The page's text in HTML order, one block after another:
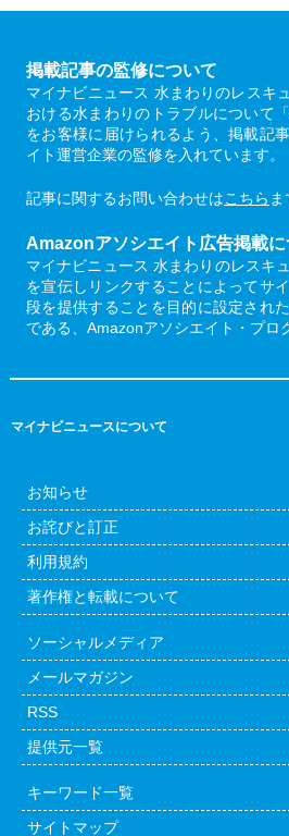
掲載記事の監修について
マイナビニュース 水まわりのレスキ
おける水まわりのトラブルについて
をお客様に届けられるよう、掲載記
イト運営企業の監修を入れています。
記事に関するお問い合わせはこちら ま
Amazonアソシエイト広告掲載に
マイナビニュース 水まわりのレスキ
を宣伝しリンクすることによってサ
段を提供することを目的に設定され
である、Amazonアソシエイト・プロ
マイナビニュースについて
お知らせ
お詫びと訂正
利用規約
著作権と転載について
ソーシャルメディア
メールマガジン
RSS
提供元一覧
キーワード一覧
サイトマップ